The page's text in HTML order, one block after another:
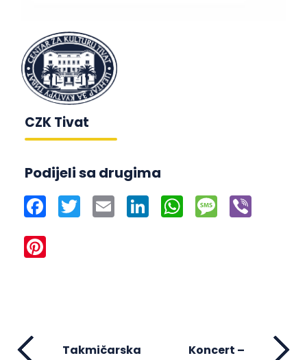
CZK Tivat
Podijeli sa drugima
Facebook
Twitter Email LinkedInWhatsApp
Message
Takmičarska
Koncert –